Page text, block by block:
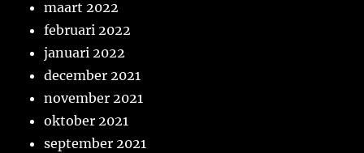
maart 2022
februari 2022
januari 2022
december 2021
november 2021
oktober 2021
september 2021